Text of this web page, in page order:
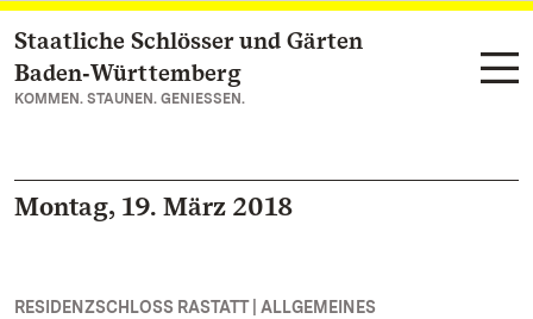
Zum Hauptinhalt springen
Staatliche Schlösser und Gärten
Baden‑Württemberg
KOMMEN. STAUNEN. GENIESSEN.
Montag, 19. März 2018
RESIDENZSCHLOSS RASTATT | ALLGEMEINES